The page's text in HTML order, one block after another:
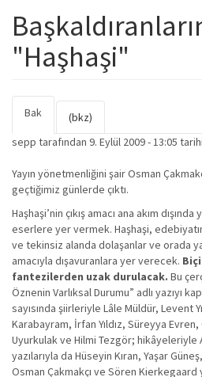
"Haşhaşi"
Birincil sekmeler
Bak
sekme)
(bkz)
sepp tarafından 9. Eylül 2009 - 13:05
Yayın yönetmenliğini şair Osman
geçtiğimiz günlerde çıktı.
Haşhaşi’nin çıkış amacı ana akım
eserlere yer vermek. Haşhaşi,
ve tekinsiz alanda dolaşanlar ve orada
amacıyla dışavuranlara yer verecek.
fantezilerden uzak durulacak. Bu
Öznenin Varlıksal Durumu” adlı yazıyı
sayısında şiirleriyle Lâle Müldür, Levent
Karabayram, İrfan Yıldız, Süreyya
Uyurkulak ve Hilmi Tezgör; hikâyeleriyle
yazılarıyla da Hüseyin Kıran, Yaşar
Osman Çakmakçı ve Sören Kierkegaard